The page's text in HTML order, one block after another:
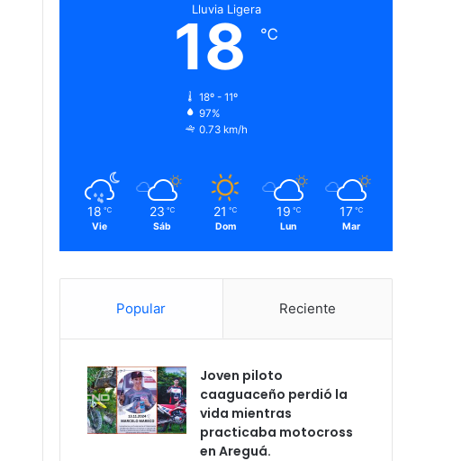
Lluvia Ligera
18 ℃
18º - 11º
97%
0.73 km/h
18 ℃
Vie
23 ℃
Sáb
21 ℃
Dom
19 ℃
Lun
17 ℃
Mar
Popular Reciente
Joven piloto
caaguaceño perdió la
vida mientras
practicaba motocross
en Areguá.